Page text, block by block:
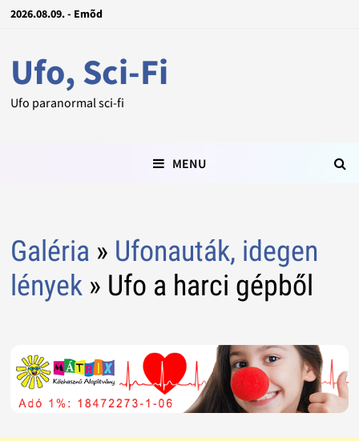
2026.08.09. - Emõd
Ufo, Sci-Fi
Ufo paranormal sci-fi
MENU
Galéria » Ufonauták, idegen
lények» Ufo a harci gépből